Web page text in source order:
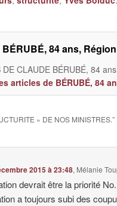
84 ans,
DE CLAUDE BÉRUBÉ, 84
articles de BÉRUBÉ, 84
» DE NOS MINISTRES.”
2015 à 23:48, Mélanie
devrait être la priorité
a toujours subi des